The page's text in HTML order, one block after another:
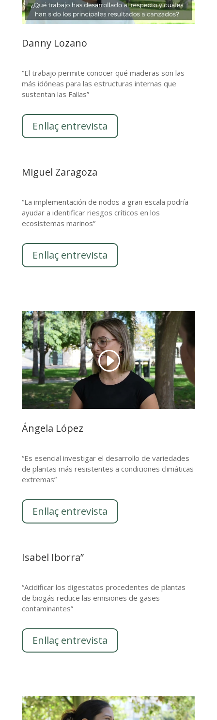
Danny Lozano
“El trabajo permite conocer qué maderas son las
más idóneas para las estructuras internas que
sustentan las Fallas”
Enllaç entrevista
Miguel Zaragoza
“La implementación de nodos a gran escala podría
ayudar a identificar riesgos críticos en los
ecosistemas marinos”
Enllaç entrevista
Ángela López
“Es esencial investigar el desarrollo de variedades
de plantas más resistentes a condiciones climáticas
extremas”
Enllaç entrevista
Isabel Iborra”
“Acidificar los digestatos procedentes de plantas
de biogás reduce las emisiones de gases
contaminantes”
Enllaç entrevista